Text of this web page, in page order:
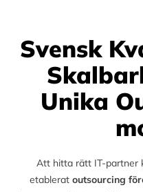
Svensk
Unika
Att hitta rätt IT-partner
etablerat outsourcing